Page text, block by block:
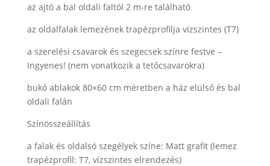
az ajtó a bal oldali faltól 2 m-re található
az oldalfalak lemezének trapézprofilja vízszintes (T7)
a szerelési csavarok és szegecsek színre festve –
Ingyenes! (nem vonatkozik a tetőcsavarokra)
bukó ablakok 80×60 cm méretben a ház elülső és bal
oldali falán
Színösszeállítás
a falak és oldalsó szegélyek színe: Matt grafit (lemez
trapézprofil: T7, vízszintes elrendezés)